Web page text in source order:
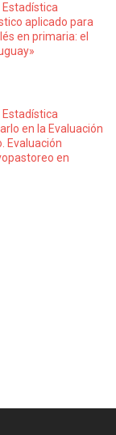
aplicado para
en primaria: el
en la Evaluación
Evaluación
en